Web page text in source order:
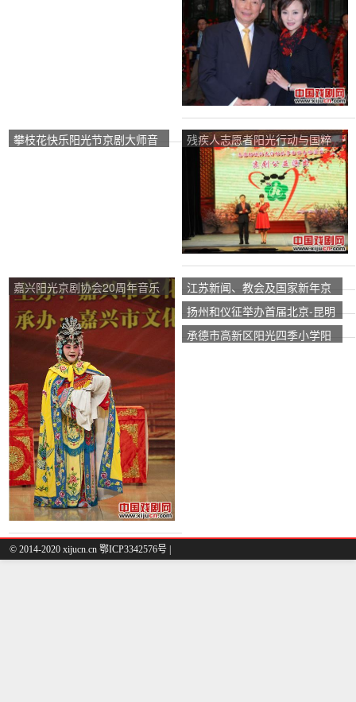
正式成立于北京古代书院的“阳
光老房子”。
攀枝花快乐阳光节京剧大师音
残疾人志愿者阳光行动与国粹
共享特别表演
嘉兴阳光京剧协会20周年音乐
会
江苏新闻、教会及国家新年京
剧音乐会“金杨光迪业城杯”
扬州和仪征举办首届北京-昆明
新年音乐会
承德市高新区阳光四季小学阳
© 2014-2020 xijucn.cn 鄂ICP3342576号 |